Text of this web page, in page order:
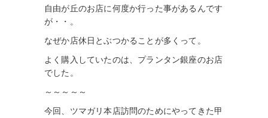
自由が丘のお店に何度か行った事があるんです
が・・。
なぜか店休日とぶつかることが多くって。
よく購入していたのは、プランタン銀座のお店
でした。
～～～～～
今回、ツマガリ本店訪問のためにやってきた甲